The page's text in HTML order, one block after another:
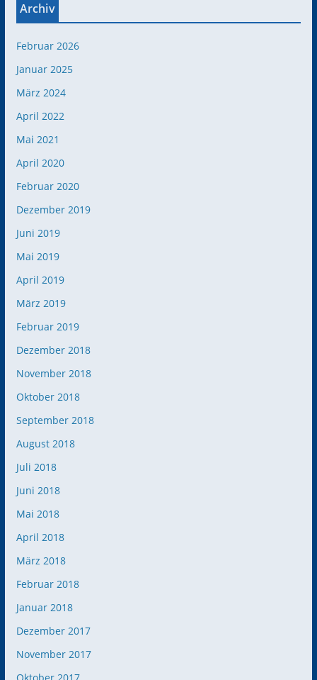
Archiv
Februar 2026
Januar 2025
März 2024
April 2022
Mai 2021
April 2020
Februar 2020
Dezember 2019
Juni 2019
Mai 2019
April 2019
März 2019
Februar 2019
Dezember 2018
November 2018
Oktober 2018
September 2018
August 2018
Juli 2018
Juni 2018
Mai 2018
April 2018
März 2018
Februar 2018
Januar 2018
Dezember 2017
November 2017